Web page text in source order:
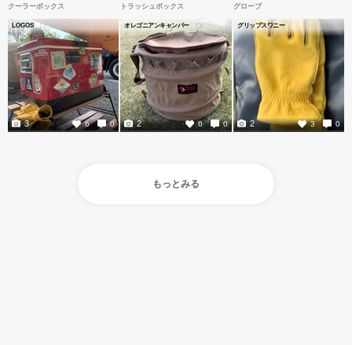
クーラーボックス
LOGOS
6 0
3
トラッシュボックス
オレゴニアンキャンパー
6 0
2
グローブ
グリップスワニー
3 0
2
もっとみる